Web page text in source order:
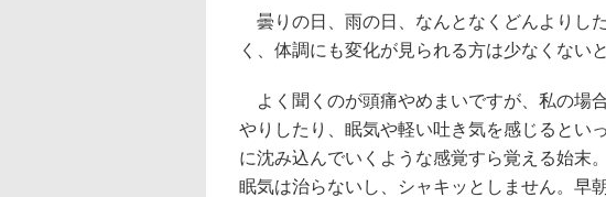
曇りの日、雨の日、なんとなくどんよりし
く、体調にも変化が見られる方は少なくない
よく聞くのが頭痛やめまいですが、私の場
やりしたり、眠気や軽い吐き気を感じるとい
に沈み込んでいくような感覚すら覚える始末
眠気は治らないし、シャキッとしません。早